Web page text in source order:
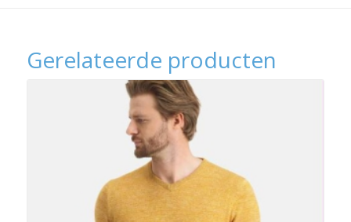
Gerelateerde producten